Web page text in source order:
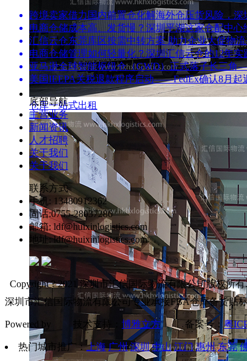
仓库一站式出租
跨境卖家借力国内前置仓化解海外仓压货风险，
电商仓储成本高、发货慢？深圳平湖这家仓配中心
汇信云仓东莞库区按需中转方案 助力企业大促物
电商仓储管理如何轻量化？深圳汇信云仓的12年实
亚马逊全球智能枢纽仓（GWD）正式落子长三
美国IEEPA关税退款程序启动——FedEx确认8月起
底部导航
主营业务
新闻资讯
人才招聘
关于我们
关于我们
联系方式
手机: 13480912362
固话:0755-28037286
邮箱: ldf@huixinlogistics.com
地址: ldf@huixinlogistics.com
Copyright ? 2021 深圳市汇信国际物流有限公司版权所有
深圳市汇信国际物流有限公司专业承接FBA仓库备货贴
Powered by 技术支持： 博雅立方备案号：粤
热门城市推广：上海 广州 深圳 中山 江门 惠州 东莞